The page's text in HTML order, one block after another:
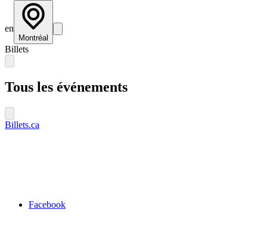
en
Montréal
Billets
Tous les événements
Billets.ca
Facebook